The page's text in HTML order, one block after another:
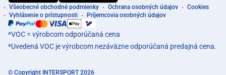
Všeobecné obchodné podmienky Ochrana osobných údajov
Cookies
Vyhlásenie o prístupnosti
Príjemcovia osobných údajov
*VOC = výrobcom odporúčaná cena
*Uvedená VOC je výrobcom nezáväzne odporúčaná predajná cena.
© Copyright INTERSPORT 2026